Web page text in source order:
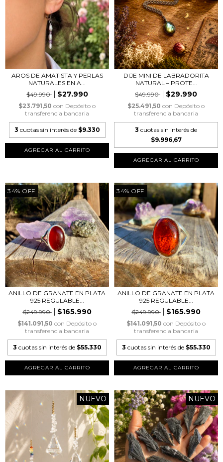
AROS DE AMATISTA Y PERLAS
NATURALES EN A...
$49.990
$27.990
$23.791,50 con Depósito o
transferencia bancaria
3 cuotas sin interés de $9.330
DIJE MINI DE LABRADORITA
NATURAL – PROTE...
$49.990
$29.990
$25.491,50 con Depósito o
transferencia bancaria
3 cuotas sin interés de
$9.996,67
34% OFF
ANILLO DE GRANATE EN PLATA
925 REGULABLE...
$249.990
$165.990
$141.091,50 con Depósito o
transferencia bancaria
3 cuotas sin interés de $55.330
34% OFF
ANILLO DE GRANATE EN PLATA
925 REGULABLE...
$249.990
$165.990
$141.091,50 con Depósito o
transferencia bancaria
3 cuotas sin interés de $55.330
NUEVO NUEVO